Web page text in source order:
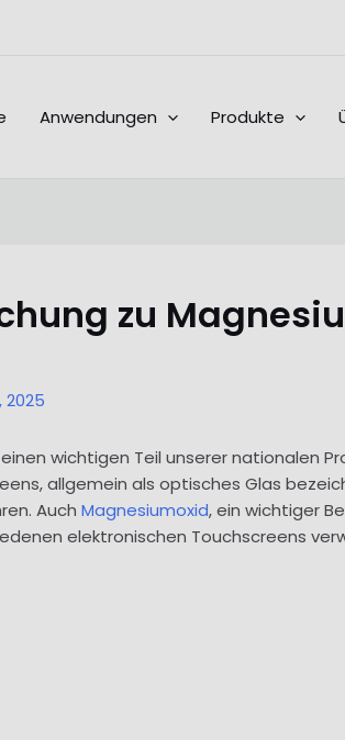
Anwendungen Produkte
zu
2025
wichtigen Teil unserer nationalen
allgemein als optisches Glas
Auch Magnesiumoxid, ein wichtiger
elektronischen Touchscreens